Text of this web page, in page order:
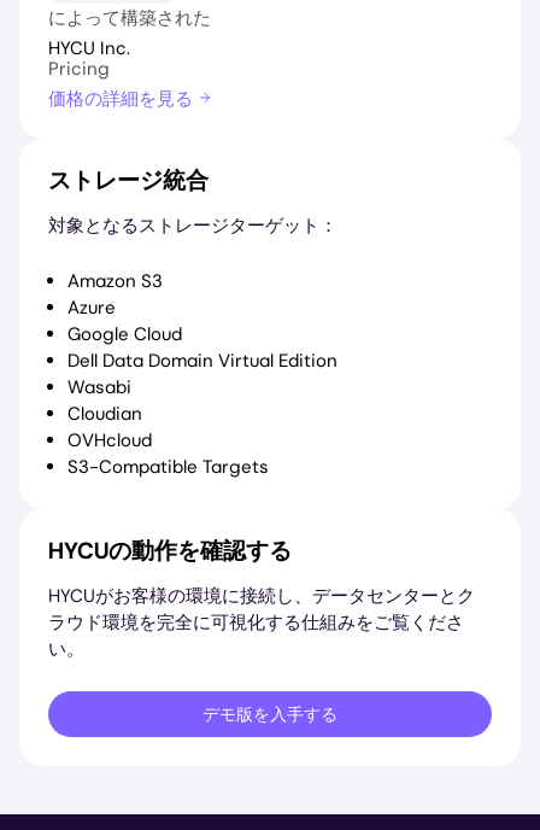
によって構築された
HYCU Inc.
Pricing
価格の詳細を見る
ストレージ統合
対象となるストレージターゲット：
Amazon S3
Azure
Google Cloud
Dell Data Domain Virtual Edition
Wasabi
Cloudian
OVHcloud
S3-Compatible Targets
HYCUの動作を確認する
HYCUがお客様の環境に接続し、データセンターとク
ラウド環境を完全に可視化する仕組みをご覧くださ
い。
デモ版を入手する